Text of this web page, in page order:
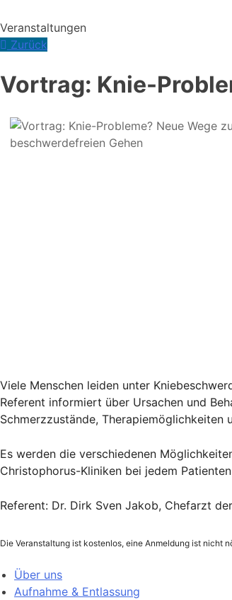
Veranstaltungen
Zurück
Vortrag: Knie-
Viele Menschen leiden unter
Referent informiert über Ursachen und
Schmerzzustände,
Es werden die verschiedenen
Christophorus-Kliniken bei jedem
Referent: Dr. Dirk Sven Jakob, Chefarzt
Die Veranstaltung ist kostenlos, eine Anmeldung ist nicht
Über uns
Aufnahme & Entlassung